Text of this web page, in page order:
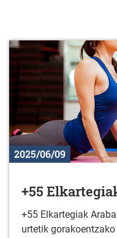
2025/06/09
+55
+55 Elkartegiak
urtetik